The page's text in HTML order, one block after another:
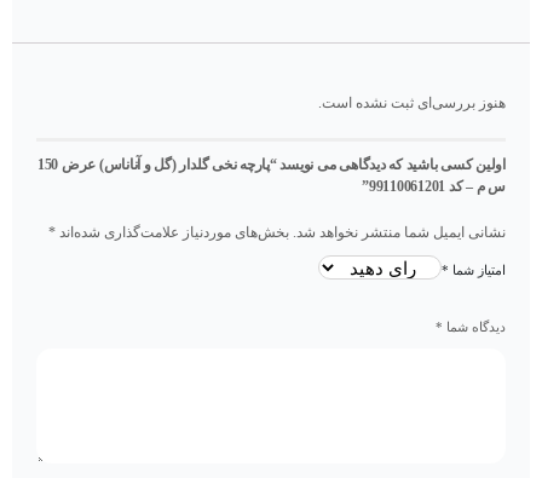
هنوز بررسی‌ای ثبت نشده است.
اولین کسی باشید که دیدگاهی می نویسد “پارچه نخی گلدار (گل و آناناس) عرض 150
س م – کد 99110061201”
نشانی ایمیل شما منتشر نخواهد شد. بخش‌های موردنیاز علامت‌گذاری شده‌اند *
امتیاز شما *
دیدگاه شما *